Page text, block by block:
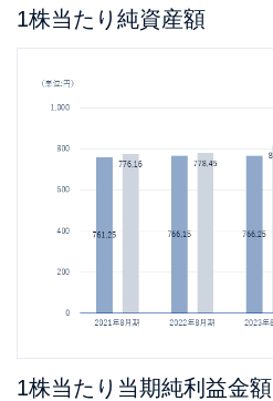
1株当たり純資産額
1株当たり当期純利益金額